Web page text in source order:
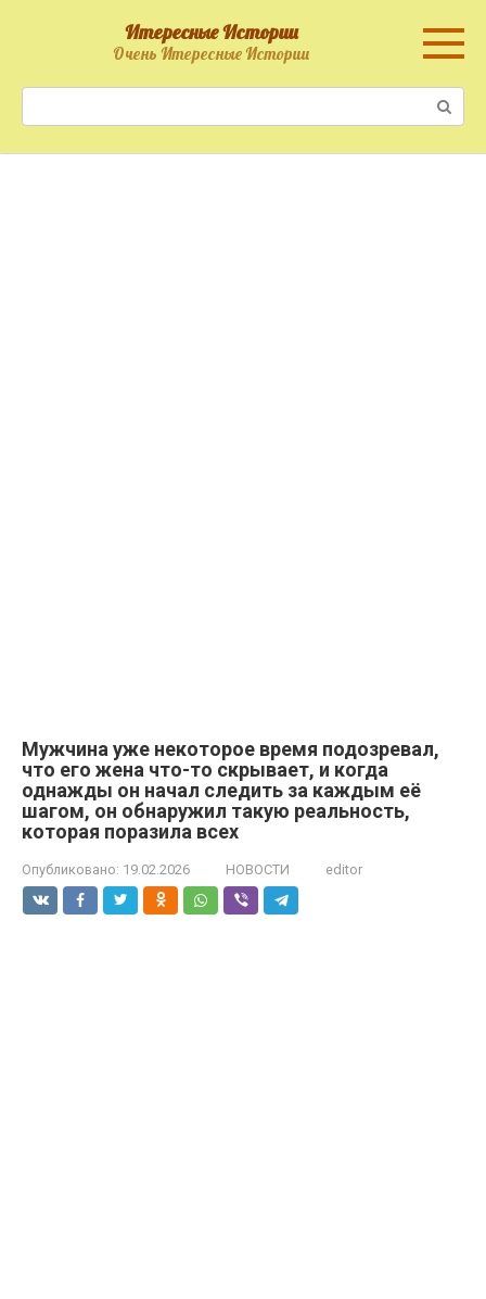
Итересные Истории
Очень Итересные Истории
Мужчина уже некоторое время подозревал,
что его жена что-то скрывает, и когда
однажды он начал следить за каждым её
шагом, он обнаружил такую реальность,
которая поразила всех
Опубликовано: 19.02.2026 НОВОСТИ editor